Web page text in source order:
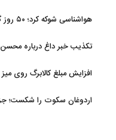
هواشناسی شوکه کرد؛ ۵۰ روز گرمای طاقت‌فرسا در راه است
تکذیب خبر داغ درباره
افزایش مبلغ کالابرگ روی
اردوغان سکوت را شکست؛